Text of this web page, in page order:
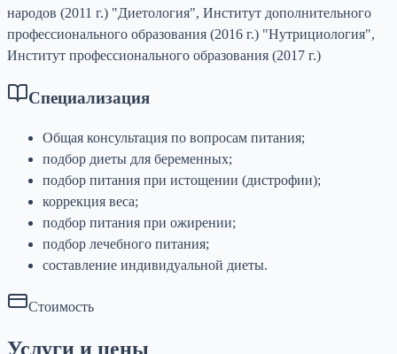
народов (2011 г.) "Диетология", Институт дополнительного
профессионального образования (2016 г.) "Нутрициология",
Институт профессионального образования (2017 г.)
Специализация
Общая консультация по вопросам питания;
подбор диеты для беременных;
подбор питания при истощении (дистрофии);
коррекция веса;
подбор питания при ожирении;
подбор лечебного питания;
составление индивидуальной диеты.
Стоимость
Услуги и цены